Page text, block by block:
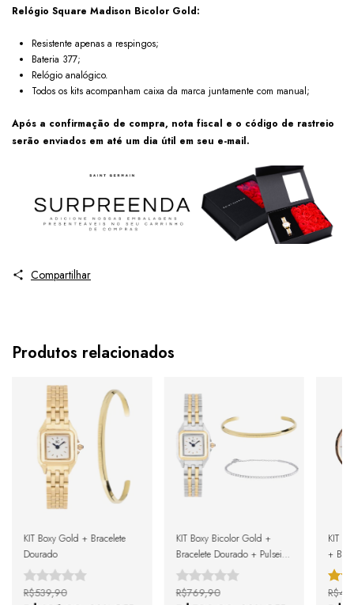
Relógio Square Madison Bicolor Gold:
Resistente apenas a respingos;
Bateria 377;
Relógio analógico.
Todos os kits acompanham caixa da marca juntamente com manual;
Após a confirmação de compra, nota fiscal e o código de rastreio
serão enviados em até um dia útil em seu e-mail.
Compartilhar
Produtos relacionados
KIT Boxy Gold + Bracelete
Dourado
R$539,90
KIT Boxy Bicolor Gold +
Bracelete Dourado + Pulseira
Riviera Prata
R$769,90
KIT
+